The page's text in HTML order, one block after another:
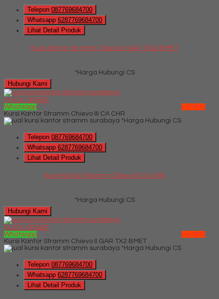
Telepon 087769684700
Whatsapp 6287769684700
Lihat Detail Produk
Kursi Kantor Stramm Chievo III GAR TAS2 BMET
*Harga Hubungi CS
Hubungi Kami
QUICK ORDER
Whatsapp
via SMS
Kursi Kantor Stramm Chievo III CA CHR
*Harga Hubungi CS
Telepon 087769684700
Whatsapp 6287769684700
Lihat Detail Produk
Kursi Kantor Stramm Chievo III CA CHR
*Harga Hubungi CS
Hubungi Kami
QUICK ORDER
Whatsapp
via SMS
Kursi Kantor Stramm Chievo II GAR TX2 BMET
*Harga Hubungi CS
Telepon 087769684700
Whatsapp 6287769684700
Lihat Detail Produk